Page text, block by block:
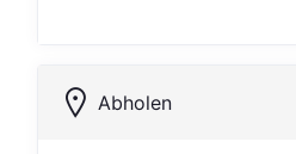
Abholen